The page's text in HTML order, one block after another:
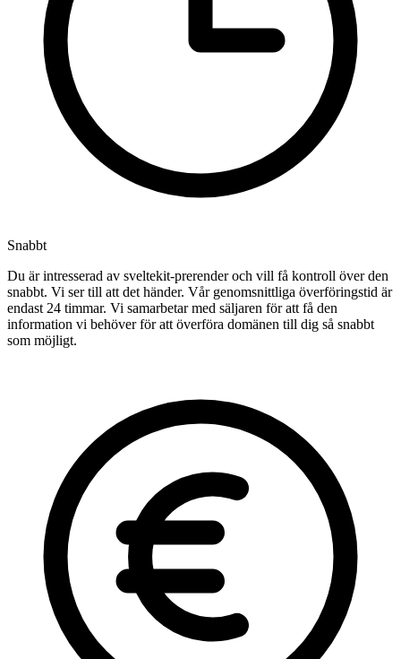
Snabbt
Du är intresserad av sveltekit-prerender och vill få kontroll över den
snabbt. Vi ser till att det händer. Vår genomsnittliga överföringstid är
endast 24 timmar. Vi samarbetar med säljaren för att få den
information vi behöver för att överföra domänen till dig så snabbt
som möjligt.